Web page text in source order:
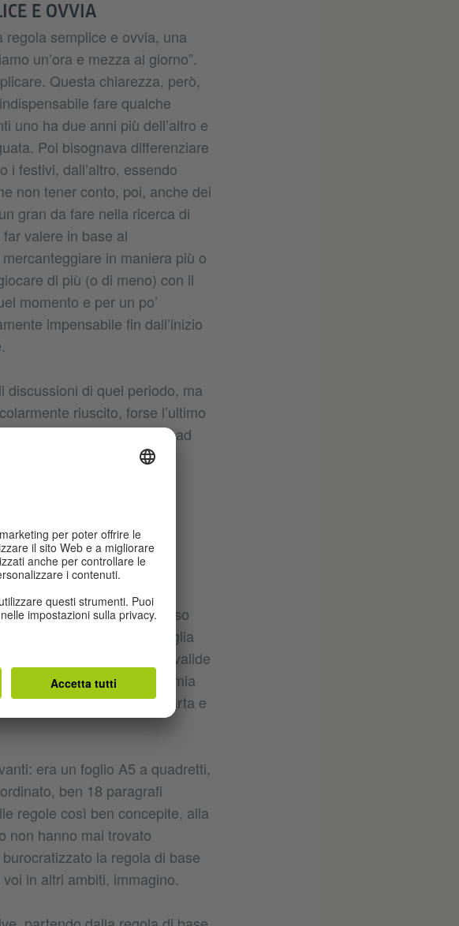
E OVVIA
semplice e ovvia, una
un’ora e mezza al giorno”.
Questa chiarezza, però,
fare qualche
uno ha due anni più dell’altro e
Poi bisognava differenziare
i festivi, dall’altro, essendo
non tener conto, poi, anche dei
gran da fare nella ricerca di
valere in base al
in maniera più o
di più (o di meno) con il
momento e per un po’
impensabile fin dall’inizio
di quel periodo, ma
riuscito, forse l’ultimo
e noi rinunciassimo ad
di famiglia abbiamo
ed era stata una bella
strutturata, tranquilla e
di base, che però nel corso
tutti i membri della famiglia
cose che sembravano valide
la doppia cifra, e così mia
andando a prendere carta e
era un foglio A5 a quadretti,
ben 18 paragrafi
regole così ben concepite, alla
non hanno mai trovato
la regola di base
in altri ambiti, immagino.